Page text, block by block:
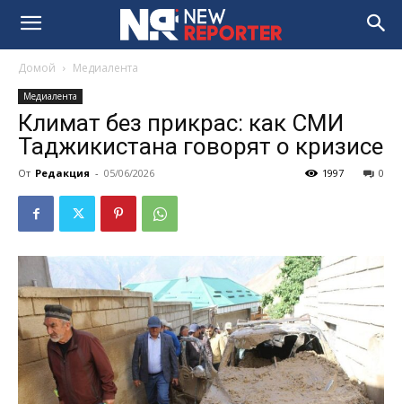
Домой Медиалента
Медиалента
Климат без прикрас: как СМИ
Таджикистана говорят о кризисе
От Редакция - 05/06/2026 0
1997